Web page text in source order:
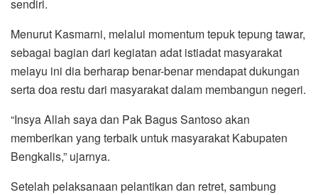
sendiri.
Menurut Kasmarni, melalui momentum tepuk tepung tawar,
sebagai bagian dari kegiatan adat istiadat masyarakat
melayu ini dia berharap benar-benar mendapat dukungan
serta doa restu dari masyarakat dalam membangun negeri.
“Insya Allah saya dan Pak Bagus Santoso akan
memberikan yang terbaik untuk masyarakat Kabupaten
Bengkalis,” ujarnya.
Setelah pelaksanaan pelantikan dan retret, sambung